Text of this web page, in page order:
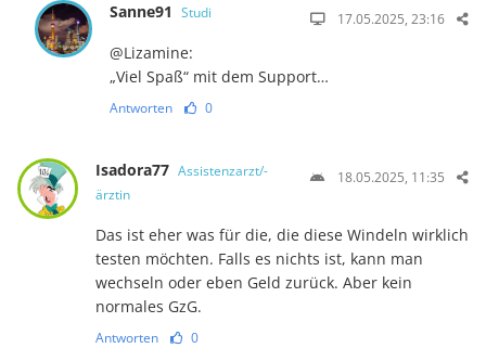
Sanne91 Studi 17.05.2025, 23:16
@Lizamine:
„Viel Spaß“ mit dem Support…
Antworten 0
Isadora77 Assistenzarzt/-
ärztin
18.05.2025, 11:35
Das ist eher was für die, die diese Windeln wirklich
testen möchten. Falls es nichts ist, kann man
wechseln oder eben Geld zurück. Aber kein
normales GzG.
Antworten 0